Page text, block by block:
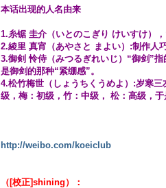
本话出现的人名由来
1.糸锯 圭介（いとのこぎり けいすけ）
2.綾里 真宵（あやさと まよい）:制作人
3.御剣 怜侍（みつるぎれいじ）“御剑”
是御剑的那种“紧绷感”。
4.松竹梅世（しょうちくうめよ）:岁寒
级，梅：初级，竹：中级， 松：高级，于
http://weibo.com/koeiclub
（[校正]shining）：